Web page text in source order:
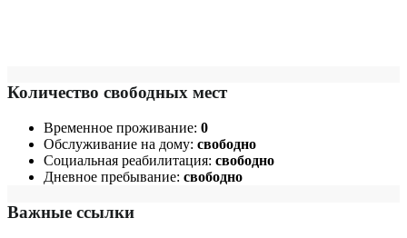
Количество свободных мест
Временное проживание: 0
Обслуживание на дому: свободно
Социальная реабилитация: свободно
Дневное пребывание: свободно
Важные ссылки